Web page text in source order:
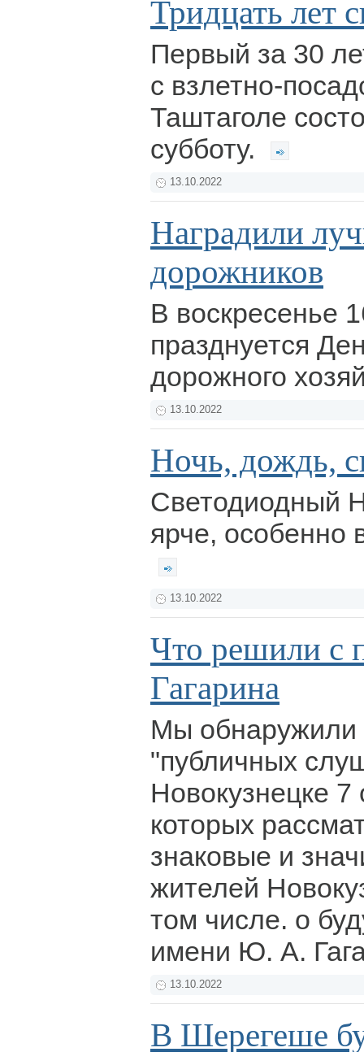
Тридцать лет
Первый за 30
с взлетно-
Таштаголе
субботу.
13.10.2022
Наградили
дорожников
В воскресенье
празднуется
дорожного
13.10.2022
Ночь, дождь,
Светодиодный
ярче, особенно
13.10.2022
Что решили с
Гагарина
Мы обнаружили
"публичных
Новокузнецке 7
которых
знаковые и
жителей
том числе. о
имени Ю. А.
13.10.2022
В Шерегеше